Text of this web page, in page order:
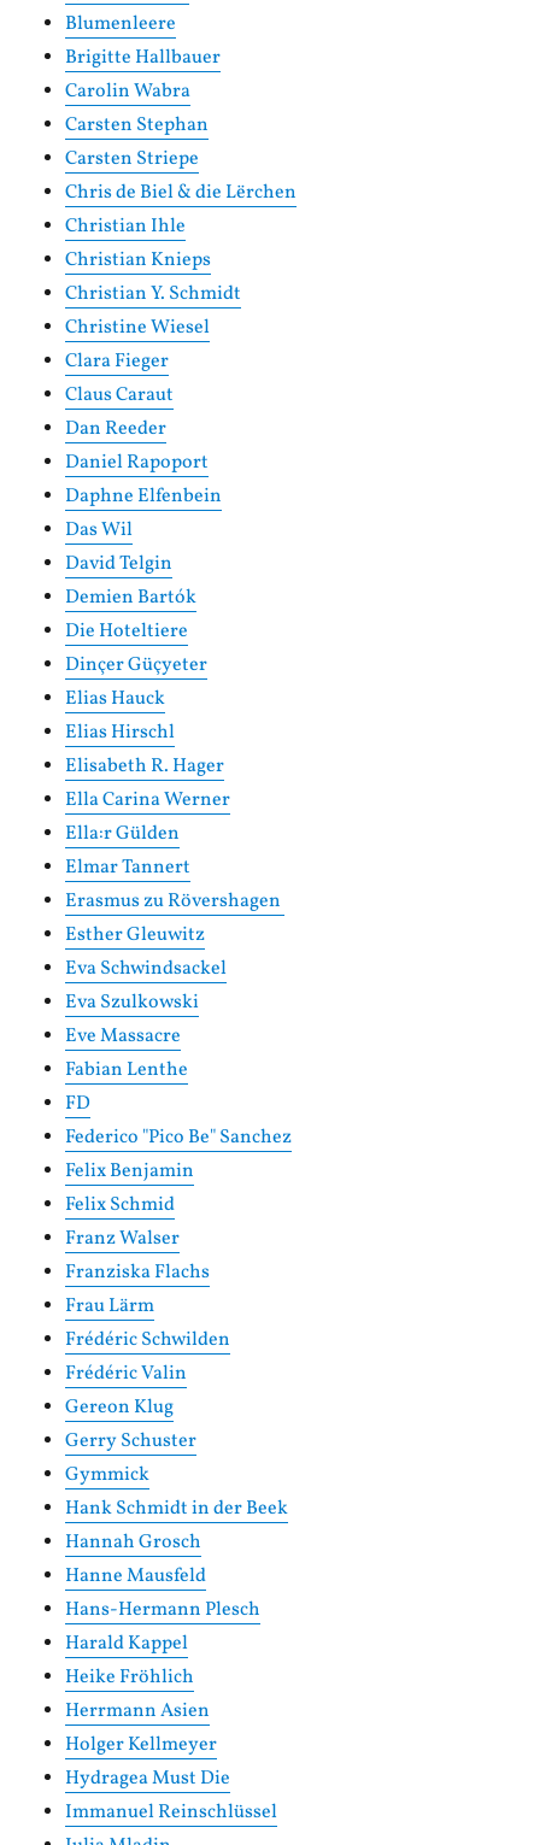
Blumenleere
Brigitte Hallbauer
Carolin Wabra
Carsten Stephan
Carsten Striepe
Chris de Biel & die Lërchen
Christian Ihle
Christian Knieps
Christian Y. Schmidt
Christine Wiesel
Clara Fieger
Claus Caraut
Dan Reeder
Daniel Rapoport
Daphne Elfenbein
Das Wil
David Telgin
Demien Bartók
Die Hoteltiere
Dinçer Güçyeter
Elias Hauck
Elias Hirschl
Elisabeth R. Hager
Ella Carina Werner
Ella:r Gülden
Elmar Tannert
Erasmus zu Rövershagen
Esther Gleuwitz
Eva Schwindsackel
Eva Szulkowski
Eve Massacre
Fabian Lenthe
FD
Federico "Pico Be" Sanchez
Felix Benjamin
Felix Schmid
Franz Walser
Franziska Flachs
Frau Lärm
Frédéric Schwilden
Frédéric Valin
Gereon Klug
Gerry Schuster
Gymmick
Hank Schmidt in der Beek
Hannah Grosch
Hanne Mausfeld
Hans-Hermann Plesch
Harald Kappel
Heike Fröhlich
Herrmann Asien
Holger Kellmeyer
Hydragea Must Die
Immanuel Reinschlüssel